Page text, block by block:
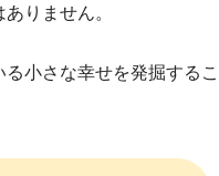
りません。
小さな幸せを発掘するこ